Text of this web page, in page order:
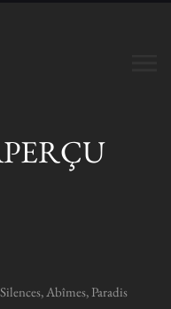
Abîmes, Paradis